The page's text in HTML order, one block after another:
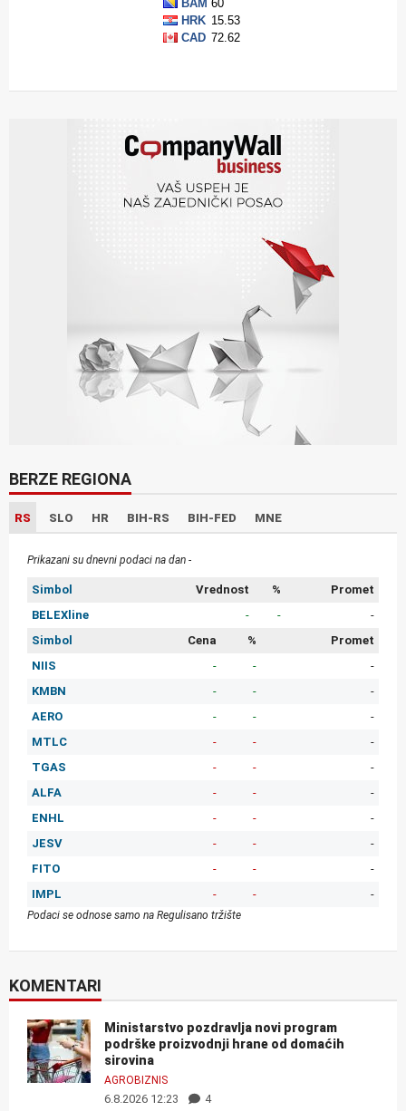
BERZE REGIONA
RS SLO HR BIH-RS BIH-FED MNE
Prikazani su dnevni podaci na dan -
Simbol Vrednost %
Promet
BELEXline
- -
-
Simbol
Cena %
Promet
NIIS
- -
-
KMBN
- -
-
AERO
- -
-
MTLC
- -
-
TGAS
- -
-
ALFA
- -
-
ENHL
- -
-
JESV
- -
-
FITO
- -
-
IMPL
- - -
Podaci se odnose samo na Regulisano tržište
KOMENTARI
Ministarstvo pozdravlja novi program
podrške proizvodnji hrane od domaćih
sirovina
AGROBIZNIS
6.8.2026 12:23 4